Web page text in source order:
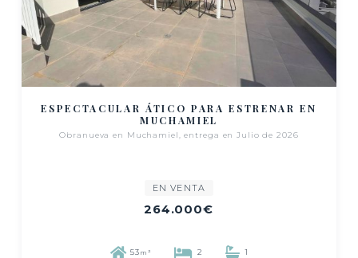
ESPECTACULAR ÁTICO PARA ESTRENAR EN
MUCHAMIEL
Obranueva en Muchamiel, entrega en Julio de 2026
EN VENTA
264.000€
53 m² 2 1